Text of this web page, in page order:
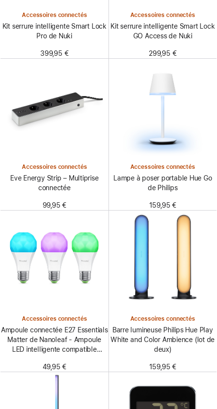
Accessoires connectés
Kit serrure intelligente Smart Lock
Pro de Nuki
399,95 €
Accessoires connectés
Kit serrure intelligente Smart Lock
GO Access de Nuki
299,95 €
Accessoires connectés
Eve Energy Strip – Multiprise
connectée
99,95 €
Accessoires connectés
Lampe à poser portable Hue Go
de Philips
159,95 €
Accessoires connectés
Ampoule connectée E27 Essentials
Matter de Nanoleaf - Ampoule
LED intelligente compatible
couleur (pack de 3)
49,95 €
Accessoires connectés
Barre lumineuse Philips Hue Play
White and Color Ambience (lot de
deux)
159,95 €